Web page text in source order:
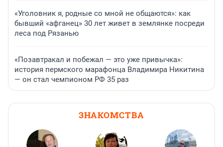
«Уголовник я, родные со мной не общаются»: как
бывший «афганец» 30 лет живет в землянке посреди
леса под Рязанью
«Позавтракал и побежал — это уже привычка»:
история пермского марафонца Владимира Никитина
— он стал чемпионом РФ 35 раз
ЗНАКОМСТВА